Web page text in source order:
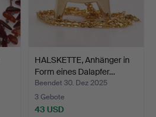
HALSKETTE, Anhänger in
Form eines Dalapfer…
Beendet 30. Dez 2025
3 Gebote
43 USD